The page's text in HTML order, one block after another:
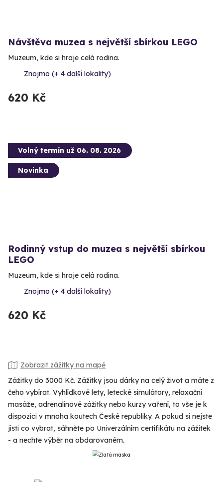
Návštěva muzea s největší sbírkou LEGO
Muzeum, kde si hraje celá rodina.
Znojmo (+ 4 další lokality)
620 Kč
Volný termín už 06. 08. 2026
Novinka
Rodinný vstup do muzea s největší sbírkou
LEGO
Muzeum, kde si hraje celá rodina.
Znojmo (+ 4 další lokality)
620 Kč
Zobrazit zážitky na mapě
Zážitky do 3000 Kč. Zážitky jsou dárky na celý život a máte z
čeho vybírat. Vyhlídkové lety, letecké simulátory, relaxační
masáže, adrenalinové zážitky nebo kurzy vaření, to vše je k
dispozici v mnoha koutech České republiky. A pokud si nejste
jisti co vybrat, sáhněte po Univerzálním certifikátu na zážitek
- a nechte výběr na obdarovaném.